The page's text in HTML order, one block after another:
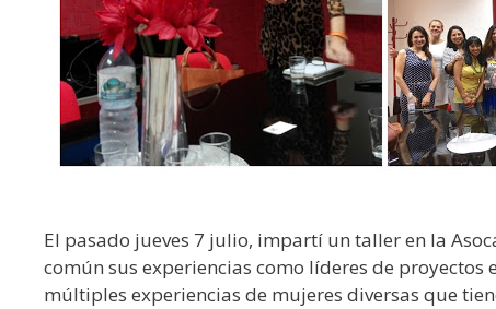
El pasado jueves 7 julio, impartí un taller en la
común sus experiencias como líderes de
múltiples experiencias de mujeres diversas que